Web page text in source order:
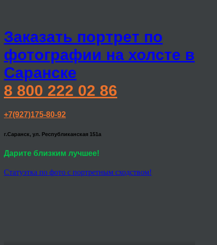
Заказать портрет по
фотографии на холсте в
Саранске
8 800 222 02 86
+7(927)175-80-92
г.Саранск, ул. Республиканская 151а
Дарите близким лучшее!
Статуэтка по фото с портретным сходством!